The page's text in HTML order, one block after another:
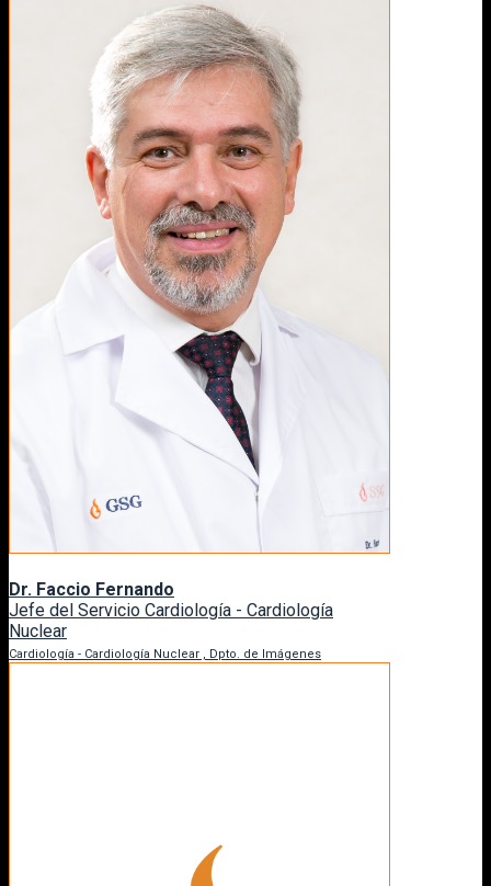
Dr. Faccio Fernando
Jefe del Servicio Cardiología - Cardiología
Nuclear
Cardiología - Cardiología Nuclear , Dpto. de Imágenes